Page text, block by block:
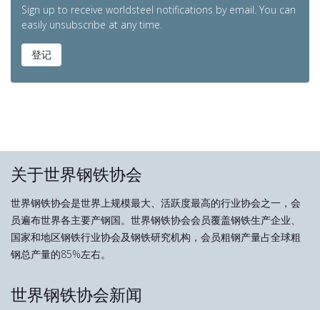
Sign up to receive worldsteel notifications by email. You can
easily unsubscribe at any time.
登记
关于世界钢铁协会
世界钢铁协会是世界上规模最大、活跃度最高的行业协会之一，会
员遍布世界各主要产钢国。世界钢铁协会会员覆盖钢铁生产企业、
国家和地区钢铁行业协会及钢铁研究机构，会员粗钢产量占全球粗
钢总产量的85%左右。
世界钢铁协会新闻